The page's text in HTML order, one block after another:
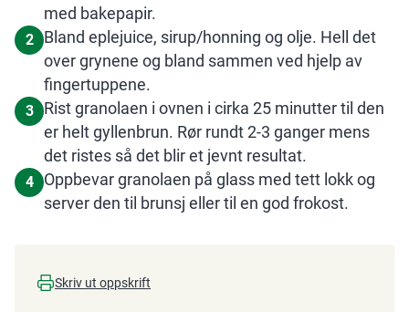
med bakepapir.
2
Bland eplejuice, sirup/honning og olje. Hell det
over grynene og bland sammen ved hjelp av
fingertuppene.
3
Rist granolaen i ovnen i cirka 25 minutter til den
er helt gyllenbrun. Rør rundt 2-3 ganger mens
det ristes så det blir et jevnt resultat.
4
Oppbevar granolaen på glass med tett lokk og
server den til brunsj eller til en god frokost.
Skriv ut oppskrift